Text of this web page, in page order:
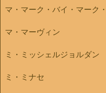
マ・マーク・バイ・マーク
マ・マーヴィン
ミ・ミッシェルジョルダン
ミ・ミナセ